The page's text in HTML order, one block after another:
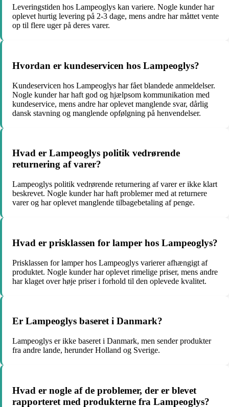
Leveringstiden hos Lampeoglys kan variere. Nogle kunder har
oplevet hurtig levering på 2-3 dage, mens andre har måttet vente
op til flere uger på deres varer.
Hvordan er kundeservicen hos Lampeoglys?
Kundeservicen hos Lampeoglys har fået blandede anmeldelser.
Nogle kunder har haft god og hjælpsom kommunikation med
kundeservice, mens andre har oplevet manglende svar, dårlig
dansk stavning og manglende opfølgning på henvendelser.
Hvad er Lampeoglys politik vedrørende
returnering af varer?
Lampeoglys politik vedrørende returnering af varer er ikke klart
beskrevet. Nogle kunder har haft problemer med at returnere
varer og har oplevet manglende tilbagebetaling af penge.
Hvad er prisklassen for lamper hos Lampeoglys?
Prisklassen for lamper hos Lampeoglys varierer afhængigt af
produktet. Nogle kunder har oplevet rimelige priser, mens andre
har klaget over høje priser i forhold til den oplevede kvalitet.
Er Lampeoglys baseret i Danmark?
Lampeoglys er ikke baseret i Danmark, men sender produkter
fra andre lande, herunder Holland og Sverige.
Hvad er nogle af de problemer, der er blevet
rapporteret med produkterne fra Lampeoglys?